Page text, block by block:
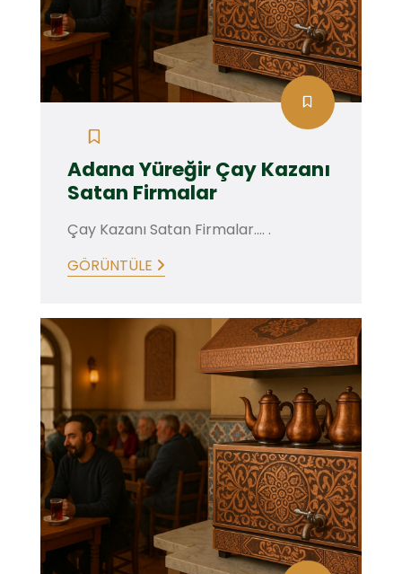
Adana Yüreğir Çay Kazanı
Satan Firmalar
Çay Kazanı Satan Firmalar.... .
GÖRÜNTÜLE